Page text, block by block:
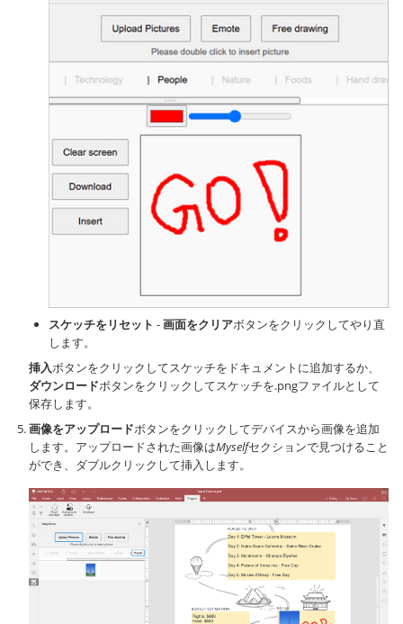
スケッチをリセット -画面をクリアボタンをクリックしてやり直
します。
挿入ボタンをクリックしてスケッチをドキュメントに追加するか、
ダウンロードボタンをクリックしてスケッチを.pngファイルとして
保存します。
画像をアップロードボタンをクリックしてデバイスから画像を追加
します。アップロードされた画像はMyselfセクションで見つけること
ができ、ダブルクリックして挿入します。